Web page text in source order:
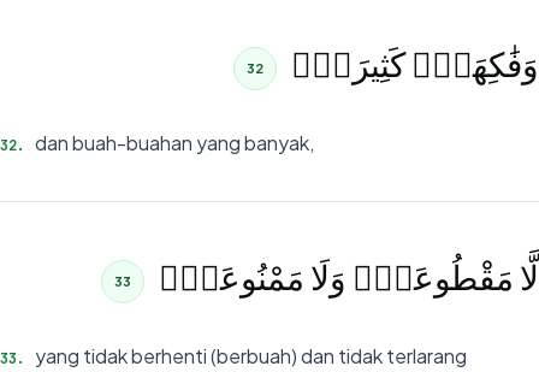
وَفَٰكِهَةٍۢ كَثِيرَةٍۢ 32
32. dan buah-buahan yang banyak,
لَّا مَقْطُوعَةٍۢ وَلَا مَمْنُوعَةٍۢ 33
33. yang tidak berhenti (berbuah) dan tidak terlarang